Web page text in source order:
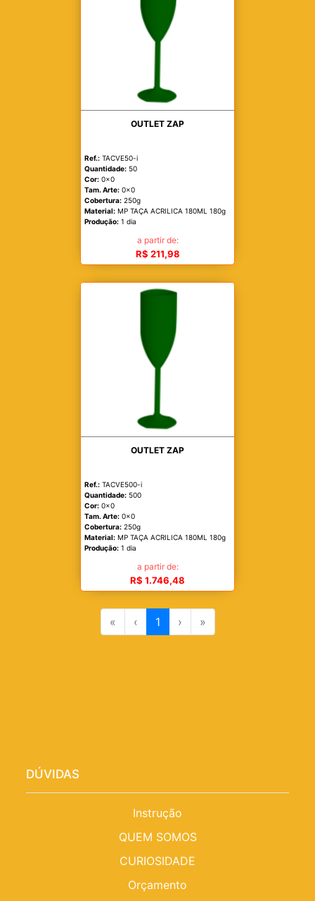
OUTLET ZAP
Ref.: TACVE50-i
Quantidade: 50
Cor: 0x0
Tam. Arte: 0x0
Cobertura: 250g
Material: MP TAÇA ACRILICA 180ML 180g
Produção: 1 dia
a partir de:
R$ 211,98
OUTLET ZAP
Ref.: TACVE500-i
Quantidade: 500
Cor: 0x0
Tam. Arte: 0x0
Cobertura: 250g
Material: MP TAÇA ACRILICA 180ML 180g
Produção: 1 dia
a partir de:
R$ 1.746,48
« ‹ 1 › »
DÚVIDAS
Instrução
QUEM SOMOS
CURIOSIDADE
Orçamento